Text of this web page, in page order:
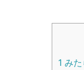
1 み